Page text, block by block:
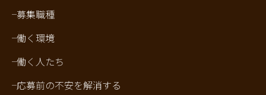
募集職種
働く環境
働く人たち
応募前の不安を解消する